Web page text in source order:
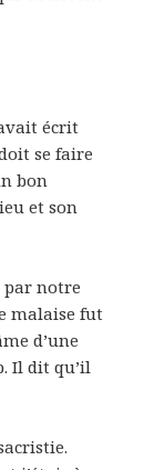
écrit
se faire
bon
et son
par notre
malaise fut
d’une
Il dit qu’il